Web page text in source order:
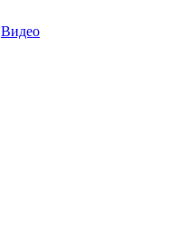
Видео